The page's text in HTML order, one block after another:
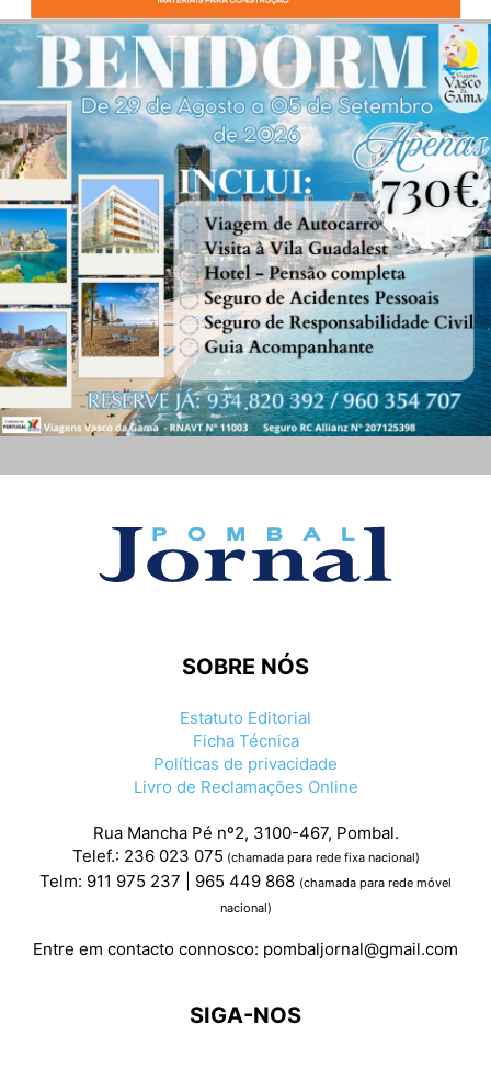
SOBRE NÓS
Estatuto Editorial
Ficha Técnica
Políticas de privacidade
Livro de Reclamações Online
Rua Mancha Pé nº2, 3100-467, Pombal.
Telef.: 236 023 075 (chamada para rede fixa nacional)
Telm: 911 975 237 | 965 449 868 (chamada para rede móvel
nacional)
Entre em contacto connosco: pombaljornal@gmail.com
SIGA-NOS